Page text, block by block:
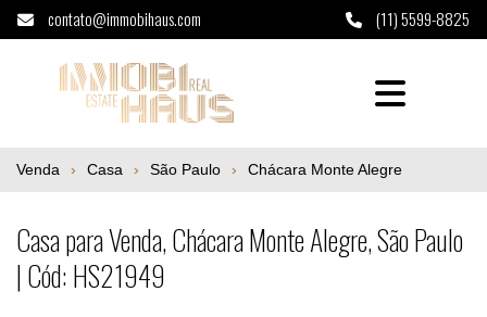
contato@immobihaus.com (11) 5599-8825
Casa para Venda, Chácara Monte Alegre,
Venda Casa São Paulo Chácara Monte Alegre
Casa para Venda, Chácara Monte Alegre, São Paulo
| Cód: HS21949